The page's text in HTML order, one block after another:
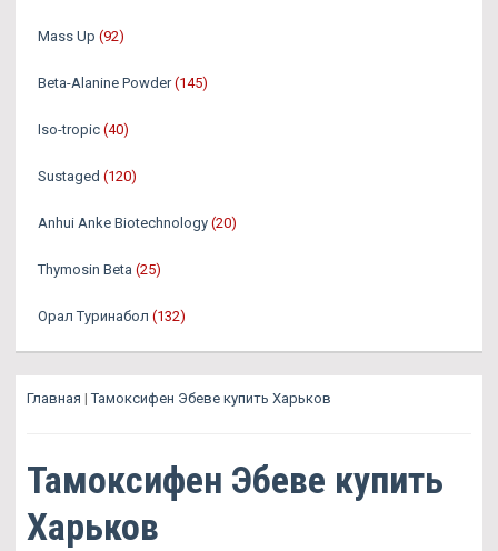
Mass Up (92)
Beta-Alanine Powder (145)
Iso-tropic (40)
Sustaged (120)
Anhui Anke Biotechnology (20)
Thymosin Beta (25)
Орал Туринабол (132)
Главная |Тамоксифен Эбеве купить Харьков
Тамоксифен Эбеве купить
Харьков